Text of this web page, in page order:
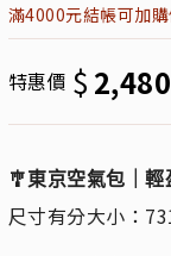
滿4000元結帳可加
特惠價 $ 2,480
🎐東京空氣包｜輕
尺寸有分大小：